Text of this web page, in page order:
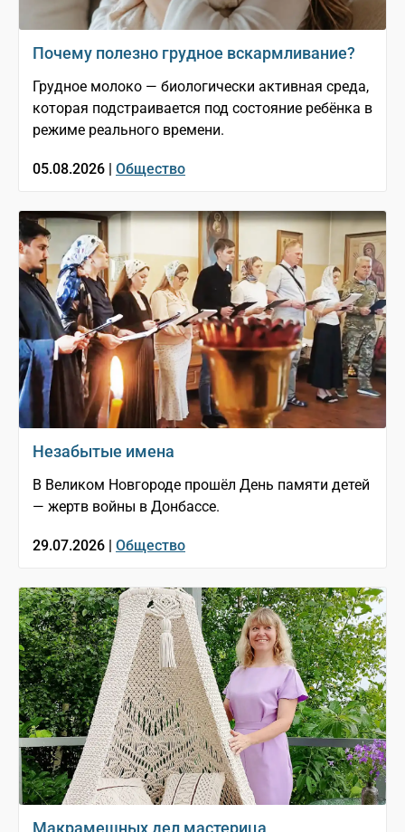
Почему полезно грудное вскармливание?
Грудное молоко — биологически активная среда,
которая подстраивается под состояние ребёнка в
режиме реального времени.
05.08.2026 | Общество
Незабытые имена
В Великом Новгороде прошёл День памяти детей
— жертв войны в Донбассе.
29.07.2026 | Общество